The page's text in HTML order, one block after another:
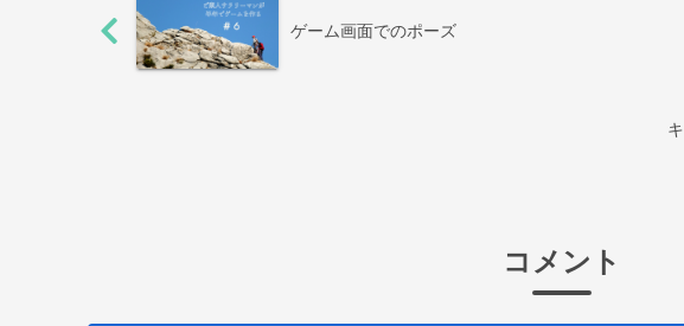
ゲーム画面でのポーズ
コメント